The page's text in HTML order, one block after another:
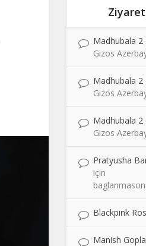
Madhubala 2
Gizos
Madhubala 2
Gizos
Madhubala 2
Gizos
Pratyusha
için
Blackpink
Manish